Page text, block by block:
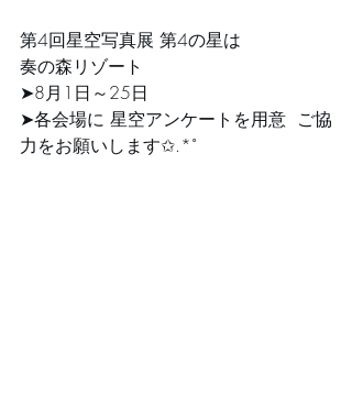
第4回星空写真展 第4の星は
奏の森リゾート
➤8月1日～25日
➤各会場に 星空アンケートを用意  ご協
力をお願いします✩.*˚